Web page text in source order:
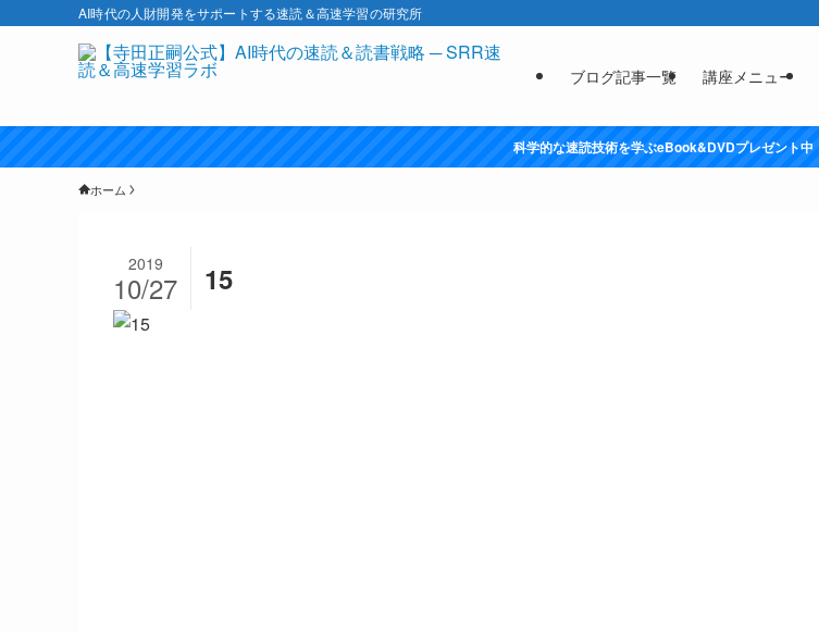
AI時代の人財開発をサポートする速読＆高速学習の研究所
ブログ記事一覧 講座メニュー
科学的な速読技術を学ぶeBook&DVDプレゼント中
ホーム
15
2019
10/27